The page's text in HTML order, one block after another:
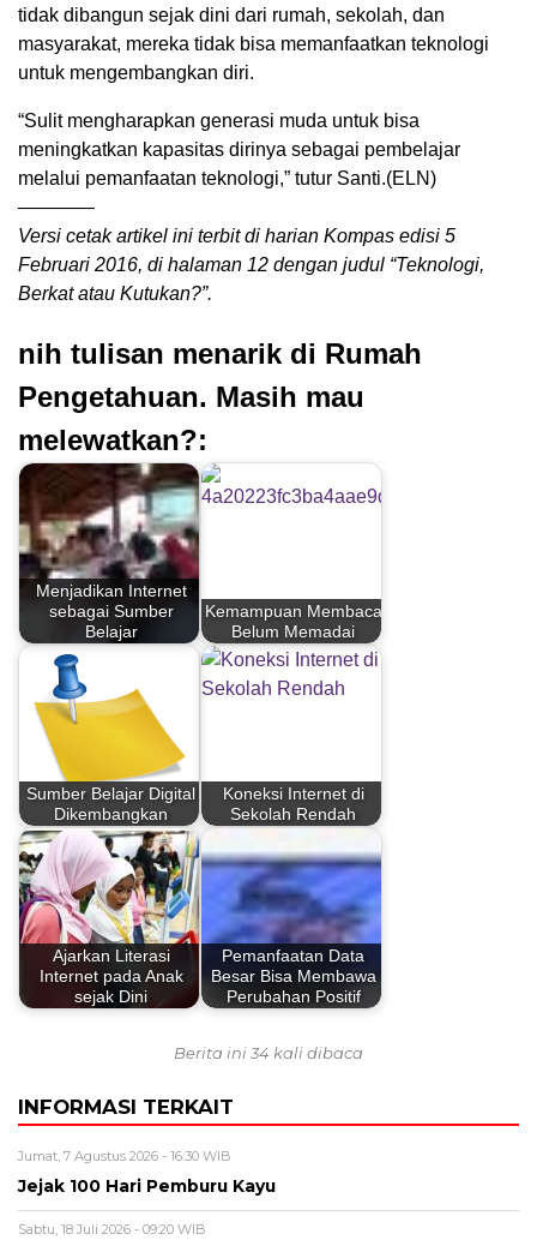
tidak dibangun sejak dini dari rumah, sekolah, dan
masyarakat, mereka tidak bisa memanfaatkan teknologi
untuk mengembangkan diri.
“Sulit mengharapkan generasi muda untuk bisa
meningkatkan kapasitas dirinya sebagai pembelajar
melalui pemanfaatan teknologi,” tutur Santi.(ELN)
————
Versi cetak artikel ini terbit di harian Kompas edisi 5
Februari 2016, di halaman 12 dengan judul “Teknologi,
Berkat atau Kutukan?”.
nih tulisan menarik di Rumah
Pengetahuan. Masih mau
melewatkan?:
Menjadikan Internet
sebagai Sumber
Belajar
Kemampuan Membaca
Belum Memadai
Sumber Belajar Digital
Dikembangkan
Koneksi Internet di
Sekolah Rendah
Ajarkan Literasi
Internet pada Anak
sejak Dini
Pemanfaatan Data
Besar Bisa Membawa
Perubahan Positif
Berita ini 34 kali dibaca
INFORMASI TERKAIT
Jumat, 7 Agustus 2026 - 16:30 WIB
Jejak 100 Hari Pemburu Kayu
Sabtu, 18 Juli 2026 - 09:20 WIB